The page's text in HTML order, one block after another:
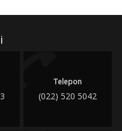
Telepon
(022) 520 5042